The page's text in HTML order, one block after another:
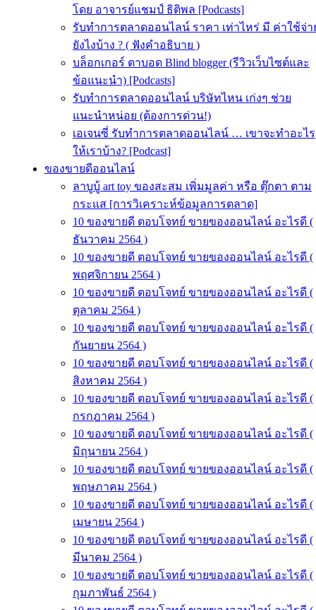
โดย อาจารย์แชมป์ ธิติพล [Podcasts]
รับทำการตลาดออนไลน์ ราคา เท่าไหร่ มี ค่าใช้จ่า
ยังไงบ้าง ? ( ฟังคำอธิบาย )
บล็อกเกอร์ ตาบอด Blind blogger (รีวิวเว็บไซต์และ
ข้อแนะนำ) [Podcasts]
รับทําการตลาดออนไลน์ บริษัทไหน เก่งๆ ช่วย
แนะนำหน่อย (ต้องการด่วน!)
เอเจนซี่ รับทำการตลาดออนไลน์ … เขาจะทำอะไร
ให้เราบ้าง? [Podcast]
ของขายดีออนไลน์
ลาบูบู้ art toy ของสะสม เพิ่มมูลค่า หรือ ตุ๊กตา ตาม
กระแส [การวิเคราะห์ข้อมูลการตลาด]
10 ของขายดี ตอบโจทย์ ขายของออนไลน์ อะไรดี (
ธันวาคม 2564 )
10 ของขายดี ตอบโจทย์ ขายของออนไลน์ อะไรดี (
พฤศจิกายน 2564 )
10 ของขายดี ตอบโจทย์ ขายของออนไลน์ อะไรดี (
ตุลาคม 2564 )
10 ของขายดี ตอบโจทย์ ขายของออนไลน์ อะไรดี (
กันยายน 2564 )
10 ของขายดี ตอบโจทย์ ขายของออนไลน์ อะไรดี (
สิงหาคม 2564 )
10 ของขายดี ตอบโจทย์ ขายของออนไลน์ อะไรดี (
กรกฎาคม 2564 )
10 ของขายดี ตอบโจทย์ ขายของออนไลน์ อะไรดี (
มิถุนายน 2564 )
10 ของขายดี ตอบโจทย์ ขายของออนไลน์ อะไรดี (
พฤษภาคม 2564 )
10 ของขายดี ตอบโจทย์ ขายของออนไลน์ อะไรดี (
เมษายน 2564 )
10 ของขายดี ตอบโจทย์ ขายของออนไลน์ อะไรดี (
มีนาคม 2564 )
10 ของขายดี ตอบโจทย์ ขายของออนไลน์ อะไรดี (
กุมภาพันธ์ 2564 )